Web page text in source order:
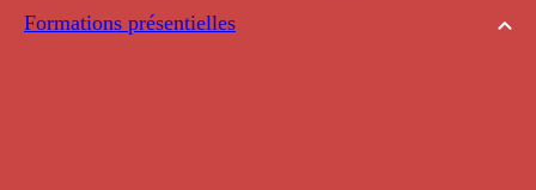
Formations présentielles